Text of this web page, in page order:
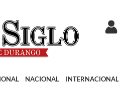
NACIONAL INTERNACIONAL